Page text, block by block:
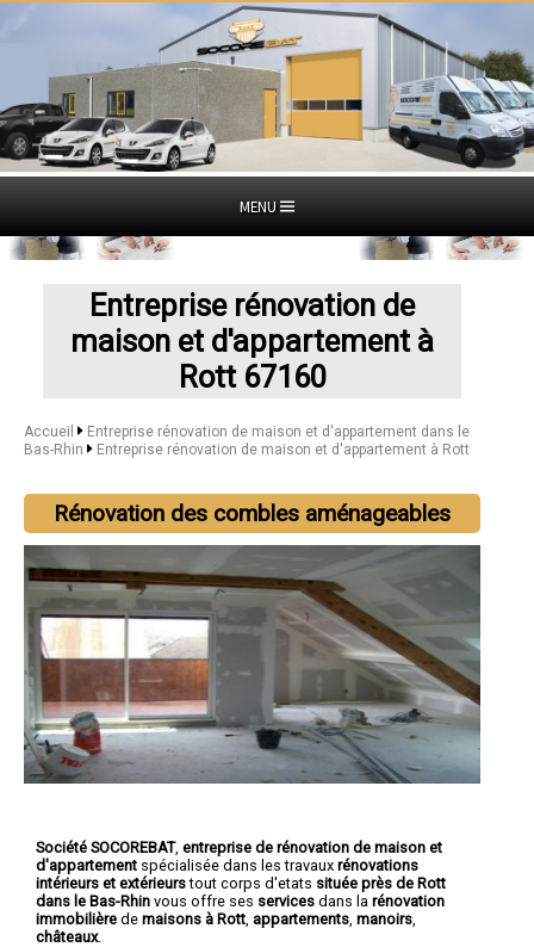
MENU
Entreprise rénovation de
maison et d'appartement à
Rott 67160
Accueil
Entreprise rénovation de maison et d'appartement dans le
Bas-Rhin
Entreprise rénovation de maison et d'appartement à Rott
Rénovation des combles aménageables
Société SOCOREBAT, entreprise de rénovation de maison et
d'appartement spécialisée dans les travaux rénovations
intérieurs et extérieurstout corps d'etats située près de Rott
dans le Bas-Rhin vous offre ses services dans la rénovation
immobilière de maisons à Rott appartements manoirs
châteaux.